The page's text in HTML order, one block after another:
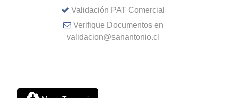
Validación PAT Comercial
Verifique Documentos en
validacion@sanantonio.cl